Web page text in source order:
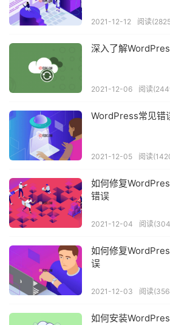
2021-12-12 阅读
深入了解
2021-12-06 阅读
WordPress常见错
2021-12-05 阅读
如何修复
错误
2021-12-04 阅读
如何修复
误
2021-12-03 阅读
如何安装